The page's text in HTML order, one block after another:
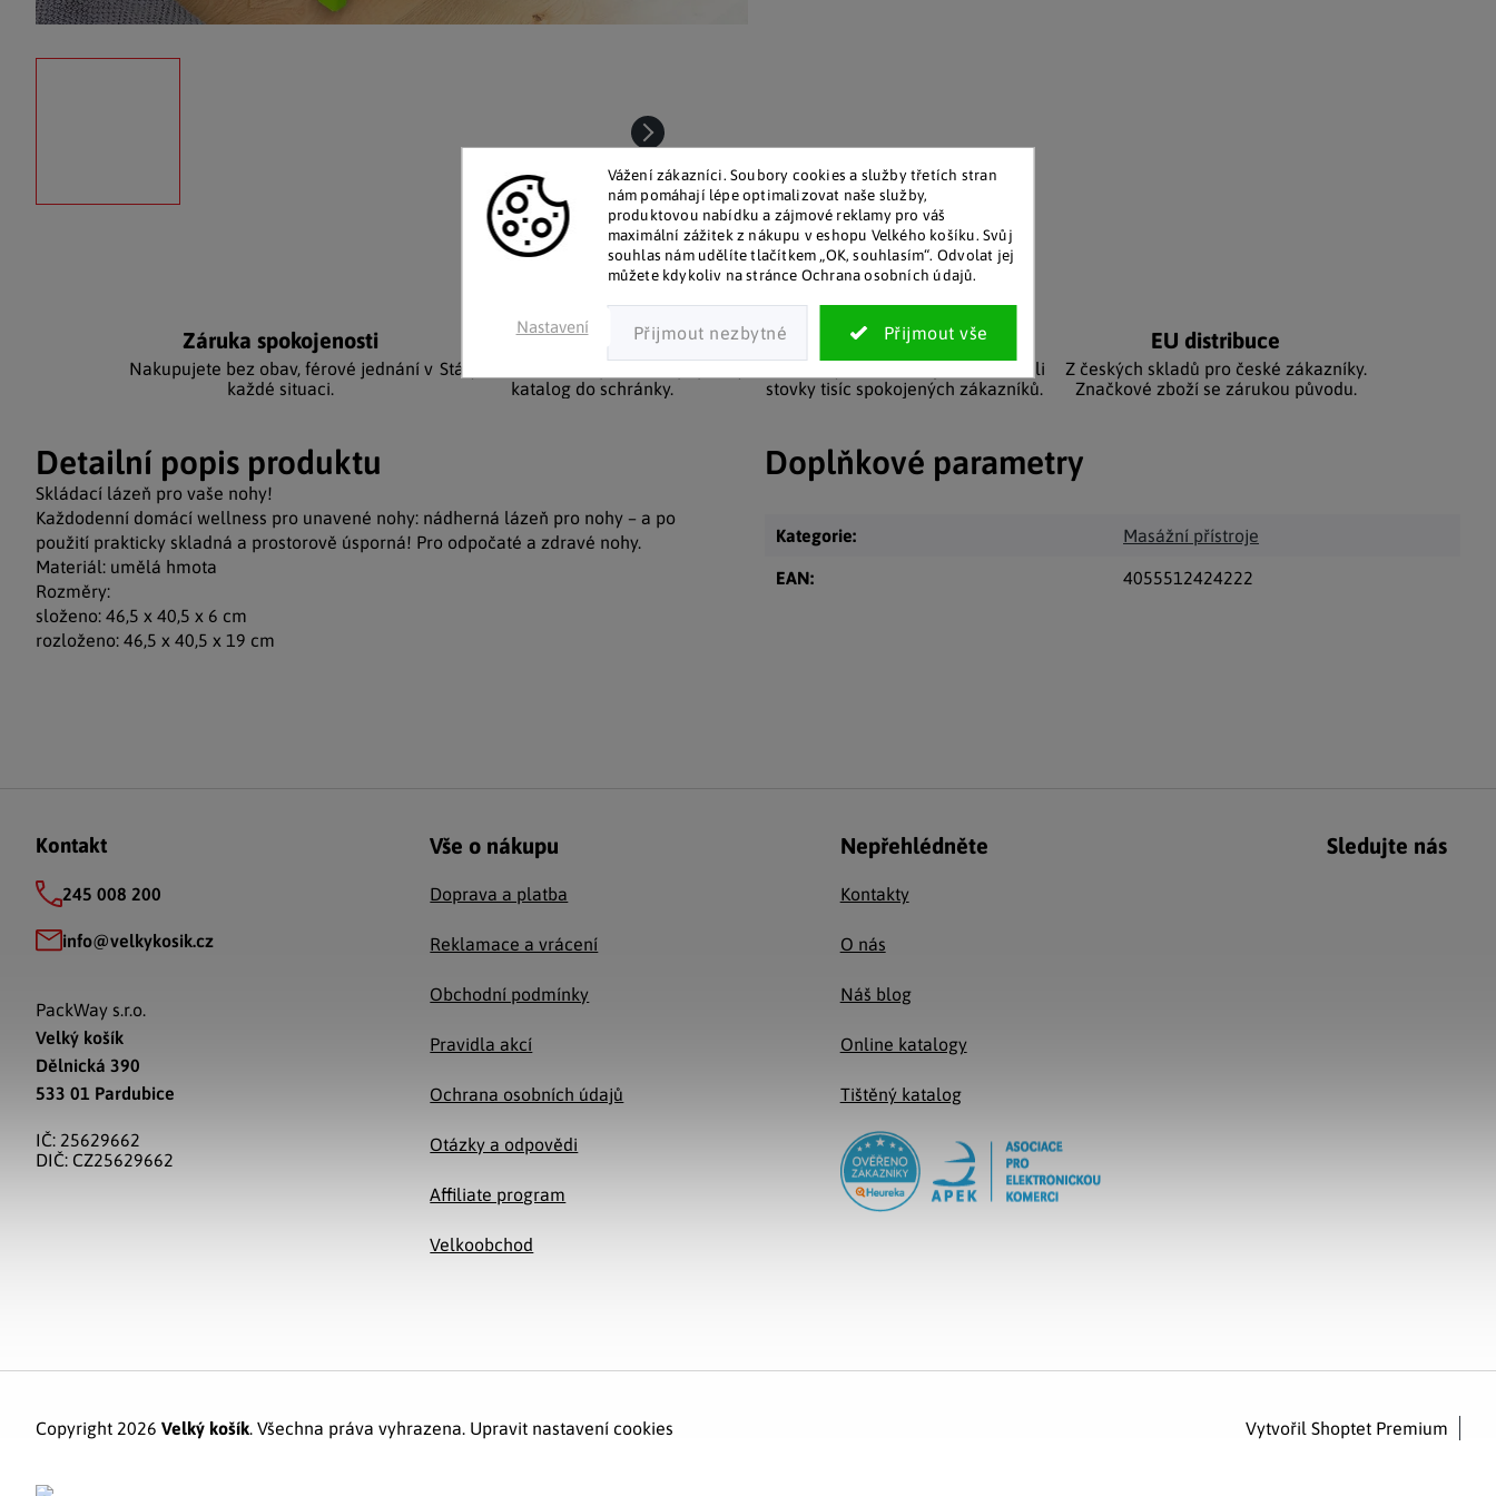
Vážení zákazníci. Soubory cookies a služby třetích stran
nám pomáhají lépe optimalizovat naše služby,
produktovou nabídku a zájmové reklamy pro váš
maximální zážitek z nákupu v eshopu Velkého košíku. Svůj
souhlas nám udělíte tlačítkem „OK, souhlasím“. Odvolat jej
můžete kdykoliv na stránce Ochrana osobních údajů.
Nastavení
Záruka spokojenosti
Nakupujete bez obav, férové jednání v
každé situaci.
Katalog v tištěné podobě
Stálým zákazníkům posíláme papírový
katalog do schránky.
Pozitivní ohlasy zákazníků
Za desítky let na trhu jsme nasbírali
stovky tisíc spokojených zákazníků.
EU distribuce
Z českých skladů pro české zákazníky.
Značkové zboží se zárukou původu.
Detailní popis produktu
Skládací lázeň pro vaše nohy!
Každodenní domácí wellness pro unavené nohy: nádherná lázeň pro nohy – a po
použití prakticky skladná a prostorově úsporná! Pro odpočaté a zdravé nohy.
Materiál: umělá hmota
Rozměry:
složeno: 46,5 x 40,5 x 6 cm
rozloženo: 46,5 x 40,5 x 19 cm
Doplňkové parametry
Kategorie: Masážní přístroje
EAN: 4055512424222
Kontakt
info@velkykosik.cz
245 008 200
PackWay s.r.o.
Velký košík
Dělnická 390
533 01 Pardubice
IČ: 25629662
DIČ: CZ25629662
Vše o nákupu
Doprava a platba
Reklamace a vrácení
Obchodní podmínky
Pravidla akcí
Ochrana osobních údajů
Otázky a odpovědi
Affiliate program
Velkoobchod
Nepřehlédněte
Kontakty
O nás
Náš blog
Online katalogy
Tištěný katalog
Sledujte nás
Vytvořil Shoptet Premium
Copyright 2026 Velký košík. Všechna práva vyhrazena. Upravit nastavení cookies